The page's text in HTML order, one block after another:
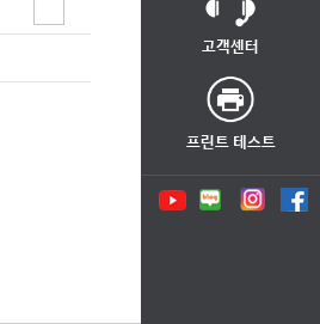
고객센터
프린트 테스트